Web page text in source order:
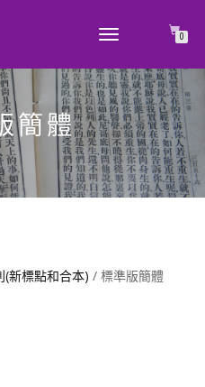
TOGGLE
0
簡體
(新標點和合本) / 標準版簡體